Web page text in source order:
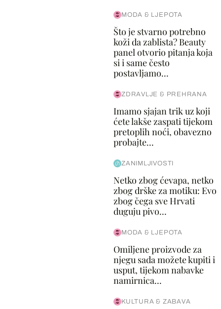
MODA & LJEPOTA
Što je stvarno potrebno
koži da zablista? Beauty
panel otvorio pitanja koja
si i same često
postavljamo...
ZDRAVLJE & PREHRANA
Imamo sjajan trik uz koji
ćete lakše zaspati tijekom
pretoplih noći, obavezno
probajte...
ZANIMLJIVOSTI
Netko zbog ćevapa, netko
zbog drške za motiku: Evo
zbog čega sve Hrvati
duguju pivo...
MODA & LJEPOTA
Omiljene proizvode za
njegu sada možete kupiti i
usput, tijekom nabavke
namirnica...
KULTURA & ZABAVA